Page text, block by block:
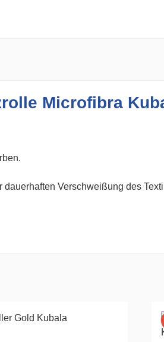
Microfibra
Verschweißung des